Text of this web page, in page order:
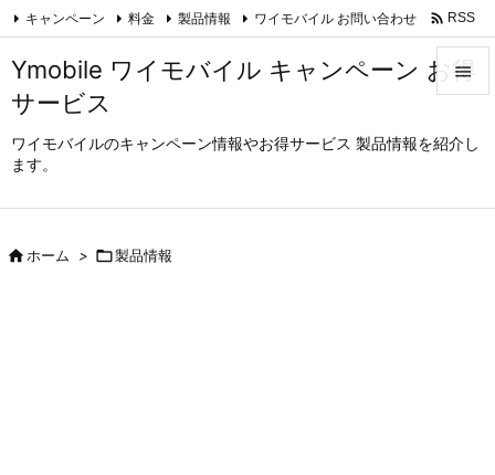
Ymobile ワイモバイル キャンペーン お得
サービス
ワイモバイルのキャンペーン情報やお得サービス 製品情報を紹介し
ます。

メニュ
キャンペーン 料金 製品情報 ワイモバイル お問い合わせ  RSS
ホーム > 製品情報